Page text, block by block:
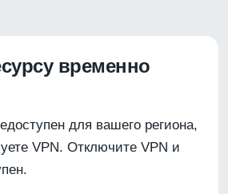
временно
для вашего региона,
VPN. Отключите VPN и